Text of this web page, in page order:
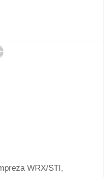
WRX/STI,